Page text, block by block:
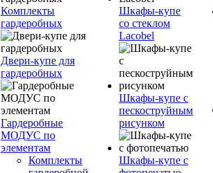
Комплекты
гардеробных
Двери-купе для
гардеробных
Гардеробные
МОДУС по
элементам
Комплекты
Шкафы-купе
со стеклом
Lacobel
Шкафы-купе с
пескоструйным
рисунком
Шкафы-купе с